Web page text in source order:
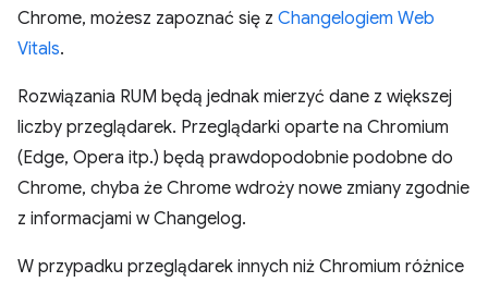
Chrome, możesz zapoznać się z Changelogiem Web
Vitals.
Rozwiązania RUM będą jednak mierzyć dane z większej
liczby przeglądarek. Przeglądarki oparte na Chromium
(Edge, Opera itp.) będą prawdopodobnie podobne do
Chrome, chyba że Chrome wdroży nowe zmiany zgodnie
z informacjami w Changelog.
W przypadku przeglądarek innych niż Chromium różnice